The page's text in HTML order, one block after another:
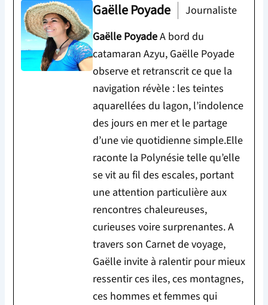
Gaëlle Poyade
Journaliste
Gaëlle PoyadeA bord du
catamaran Azyu, Gaëlle Poyade
observe et retranscrit ce que la
navigation révèle : les teintes
aquarellées du lagon, l’indolence
des jours en mer et le partage
d’une vie quotidienne simple.Elle
raconte la Polynésie telle qu’elle
se vit au fil des escales, portant
une attention particulière aux
rencontres chaleureuses,
curieuses voire surprenantes. A
travers son Carnet de voyage,
Gaëlle invite à ralentir pour mieux
ressentir ces iles, ces montagnes,
ces hommes et femmes qui